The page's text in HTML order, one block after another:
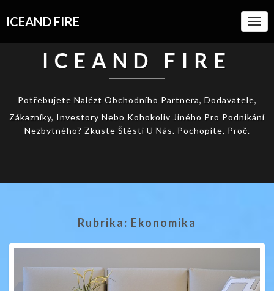
ICEAND FIRE
ICEAND FIRE
Potřebujete Nalézt Obchodního Partnera, Dodavatele,
Zákazníky, Investory Nebo Kohokoliv Jiného Pro Podnikání
Nezbytného? Zkuste Štěstí U Nás. Pochopíte, Proč.
Rubrika: Ekonomika